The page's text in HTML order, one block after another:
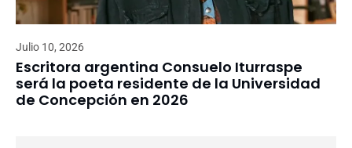
Julio 10, 2026
Escritora argentina Consuelo Iturraspe
será la poeta residente de la Universidad
de Concepción en 2026